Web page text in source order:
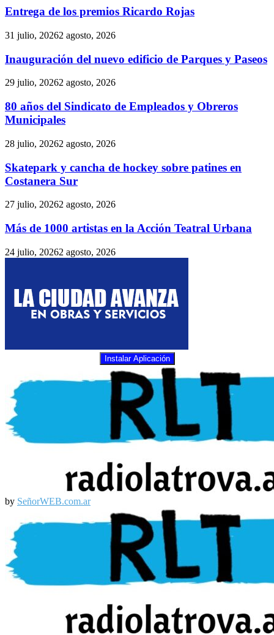
Entrega de los premios Ricardo Rojas
31 julio, 20262 agosto, 2026
Inauguración del nuevo edificio de Parques y Paseos
29 julio, 20262 agosto, 2026
80 años del Sindicato de Empleados y Obreros
Municipales
28 julio, 20262 agosto, 2026
Skatepark y cancha de hockey sobre patines en
Costanera Sur
27 julio, 20262 agosto, 2026
Más de 1000 artistas en la Acción Teatral Urbana
24 julio, 20262 agosto, 2026
Instalar Aplicación
Facebook
Email
by SeñorWEB.com.ar